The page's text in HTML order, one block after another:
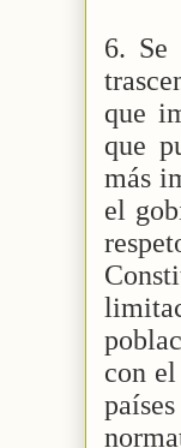
6. Se
que
que
más
el
con